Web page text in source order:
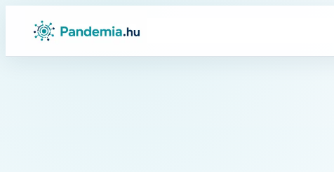
Ugrás
tartalomhoz